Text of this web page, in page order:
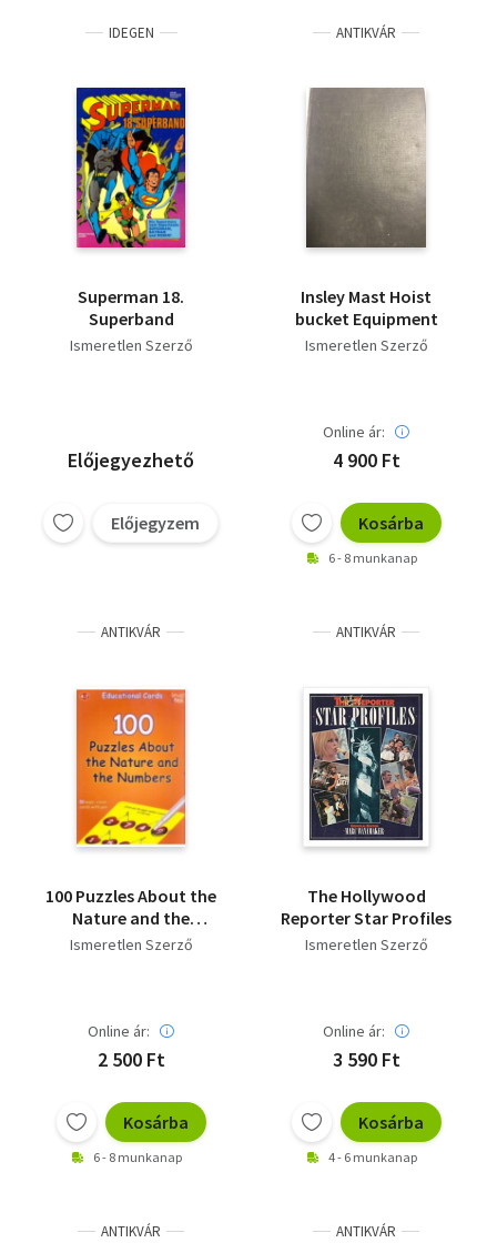
IDEGEN
Superman 18.
Superband
Ismeretlen Szerző
Előjegyezhető
Előjegyzem
ANTIKVÁR
Insley Mast Hoist
bucket Equipment
Ismeretlen Szerző
Online ár:
4 900 Ft
Kosárba
6 - 8 munkanap
ANTIKVÁR
100 Puzzles About the
Nature and the
Numbers
Ismeretlen Szerző
Online ár:
2 500 Ft
Kosárba
6 - 8 munkanap
ANTIKVÁR
The Hollywood
Reporter Star Profiles
Ismeretlen Szerző
Online ár:
3 590 Ft
Kosárba
4 - 6 munkanap
ANTIKVÁR ANTIKVÁR